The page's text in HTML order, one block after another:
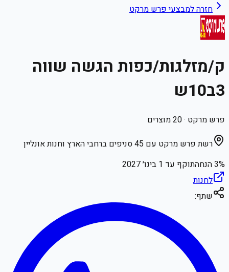
חזרה למבצעיפרש מרקט
ק/מזלגות/כפות הגשה שווה
3ב10ש
פרש מרקט ·
20מוצרים
רשת פרש מרקט עם 45 סניפים ברחבי הארץ וחנות אונליין
3% הנחה תוקף עד 1 בינו׳ 2027
לחנות
שתף: